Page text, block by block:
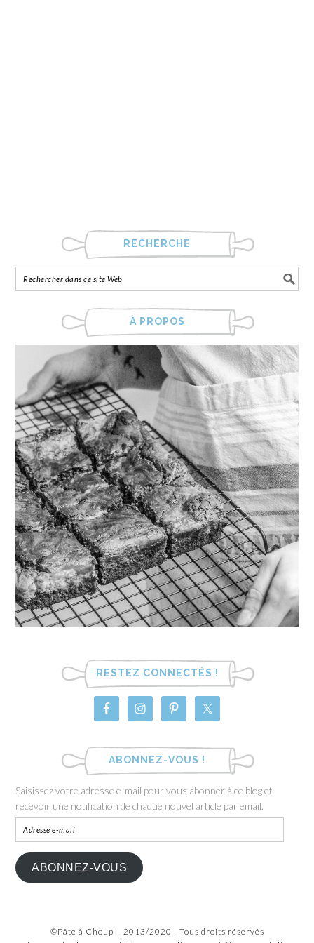
RECHERCHE
À PROPOS
RESTEZ CONNECTÉS !
ABONNEZ-VOUS !
Saisissez votre adresse e-mail pour vous abonner à ce blog et
recevoir une notification de chaque nouvel article par email.
ABONNEZ-VOUS
©Pâte à Choup' - 2013/2020 - Tous droits réservés